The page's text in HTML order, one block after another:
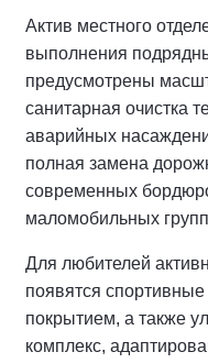
Актив местного
выполнения
предусмотрены
санитарная очистка
аварийных
полная замена
современных
маломобильных
Для любителей
появятся
покрытием, а также
комплекс,